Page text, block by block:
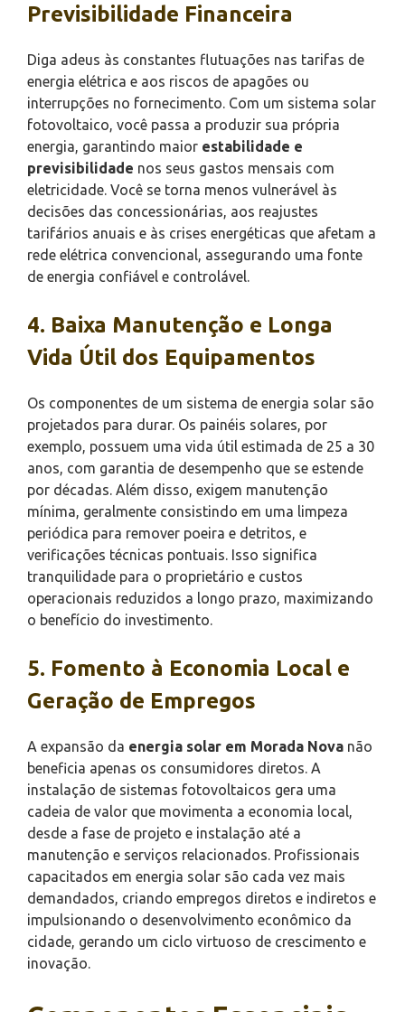
Previsibilidade Financeira
Diga adeus às constantes flutuações nas tarifas de
energia elétrica e aos riscos de apagões ou
interrupções no fornecimento. Com um sistema solar
fotovoltaico, você passa a produzir sua própria
energia, garantindo maior estabilidade e
previsibilidade nos seus gastos mensais com
eletricidade. Você se torna menos vulnerável às
decisões das concessionárias, aos reajustes
tarifários anuais e às crises energéticas que afetam a
rede elétrica convencional, assegurando uma fonte
de energia confiável e controlável.
4. Baixa Manutenção e Longa
Vida Útil dos Equipamentos
Os componentes de um sistema de energia solar são
projetados para durar. Os painéis solares, por
exemplo, possuem uma vida útil estimada de 25 a 30
anos, com garantia de desempenho que se estende
por décadas. Além disso, exigem manutenção
mínima, geralmente consistindo em uma limpeza
periódica para remover poeira e detritos, e
verificações técnicas pontuais. Isso significa
tranquilidade para o proprietário e custos
operacionais reduzidos a longo prazo, maximizando
o benefício do investimento.
5. Fomento à Economia Local e
Geração de Empregos
A expansão da energia solar em Morada Nova não
beneficia apenas os consumidores diretos. A
instalação de sistemas fotovoltaicos gera uma
cadeia de valor que movimenta a economia local,
desde a fase de projeto e instalação até a
manutenção e serviços relacionados. Profissionais
capacitados em energia solar são cada vez mais
demandados, criando empregos diretos e indiretos e
impulsionando o desenvolvimento econômico da
cidade, gerando um ciclo virtuoso de crescimento e
inovação.